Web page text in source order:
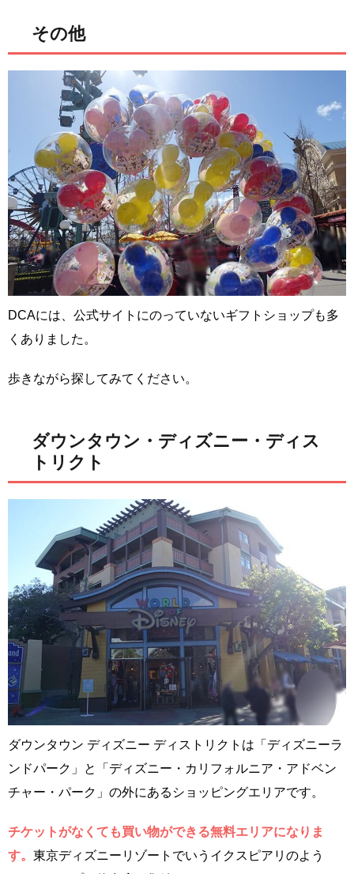
その他
DCAには、公式サイトにのっていないギフトショップも多
くありました。
歩きながら探してみてください。
ダウンタウン・ディズニー・ディス
トリクト
ダウンタウン ディズニー ディストリクトは「ディズニーラ
ンドパーク」と「ディズニー・カリフォルニア・アドベン
チャー・パーク」の外にあるショッピングエリアです。
チケットがなくても買い物ができる無料エリアになりま
す。 東京ディズニーリゾートでいうイクスピアリのよう